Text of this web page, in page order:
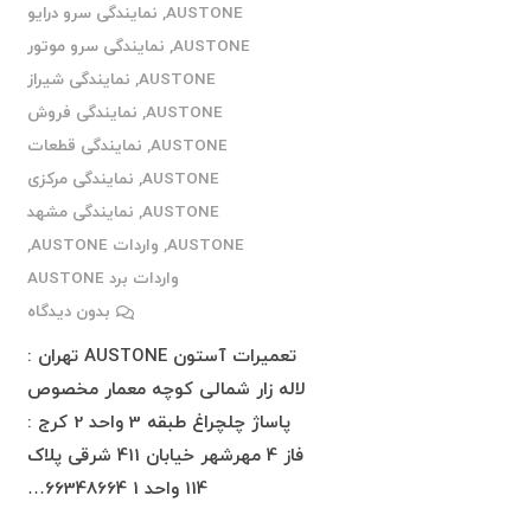
AUSTONE
, نمایندگی سرو درایو
AUSTONE
, نمایندگی سرو موتور
AUSTONE
, نمایندگی شیراز
AUSTONE
, نمایندگی فروش
AUSTONE
, نمایندگی قطعات
AUSTONE
, نمایندگی مرکزی
AUSTONE
, نمایندگی مشهد
AUSTONE
, واردات AUSTONE
,
واردات برد AUSTONE
بدون دیدگاه
تعمیرات آستون AUSTONE تهران :
لاله زار شمالی کوچه معمار مخصوص
پاساژ چلچراغ طبقه 3 واحد 2 کرج :
فاز 4 مهرشهر خیابان 411 شرقی پلاک
114 واحد 1 66348664…